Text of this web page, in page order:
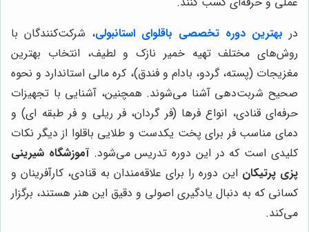
در بهترین دوره تخصصی باقلوای استانبولی، شرکت‌کنندگان با
روش‌های مختلف تهیه خمیر نازک و لطیف، انتخاب بهترین
مغزیجات (پسته، گردو، بادام و فندق)، کره مالی استاندارد و نحوه
صحیح شربت‌دهی آشنا می‌شوند. همچنین، آشنایی با تجهیزات
حرفه‌ای قنادی، انواع فرها (فر گردان، فر ریلی و فر طبقه ای) و
دمای مناسب فر برای پخت یکدست و طلایی باقلوا از دیگر نکات
کلیدی است که در این دوره تدریس می‌شود.آموزشگاه شیرینی
پزی پرتیکان این دوره را برای علاقه‌مندان به قنادی، کارآفرینان و
کسانی که به دنبال یادگیری اصولی و دقیق این هنر هستند، برگزار
می‌کند.